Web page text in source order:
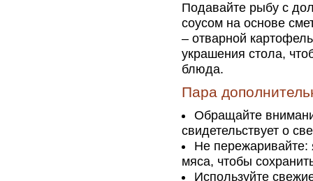
Подавайте рыбу с
соусом на основе
– отварной
украшения стола,
блюда.
Пара
Обращайте
свидетельствует о
Не пережаривайте:
мяса, чтобы
Используйте